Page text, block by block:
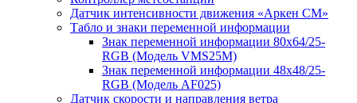
Датчик интенсивности движения «Аркен СМ»
Табло и знаки переменной информации
Знак переменной информации 80х64/25-
RGB (Модель VMS25M)
Знак переменной информации 48х48/25-
RGB (Модель АF025)
Датчик скорости и направления ветра